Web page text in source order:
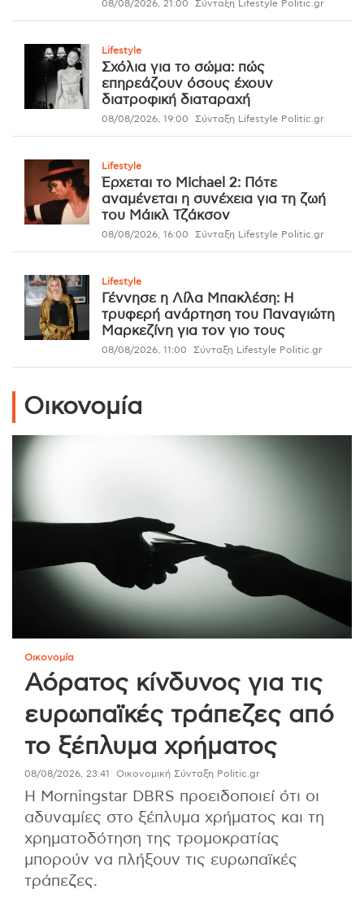
08/08/2026, 21:00 Σύνταξη Lifestyle Politic.gr
Lifestyle
Σχόλια για το σώμα: πώς
επηρεάζουν όσους έχουν
διατροφική διαταραχή
08/08/2026, 19:00 Σύνταξη Lifestyle Politic.gr
Lifestyle
Έρχεται το Michael 2: Πότε
αναμένεται η συνέχεια για τη ζωή
του Μάικλ Τζάκσον
08/08/2026, 16:00 Σύνταξη Lifestyle Politic.gr
Lifestyle
Γέννησε η Λίλα Μπακλέση: Η
τρυφερή ανάρτηση του Παναγιώτη
Μαρκεζίνη για τον γιο τους
08/08/2026, 11:00 Σύνταξη Lifestyle Politic.gr
Οικονομία
Οικονομία
Αόρατος κίνδυνος για τις
ευρωπαϊκές τράπεζες από
το ξέπλυμα χρήματος
08/08/2026, 23:41 Οικονομική Σύνταξη Politic.gr
Η Morningstar DBRS προειδοποιεί ότι οι
αδυναμίες στο ξέπλυμα χρήματος και τη
χρηματοδότηση της τρομοκρατίας
μπορούν να πλήξουν τις ευρωπαϊκές
τράπεζες.